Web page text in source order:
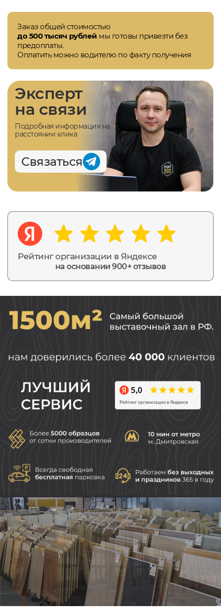
Заказ общей стоимостью
до 500 тысяч рублей мы готовы привезти без
предоплаты.
Оплатить можно водителю по факту получения
Рейтинг организации в Яндексе
на основании 900+ отзывов
Эксперт
на связи
Подробная информация на
расстоянии клика
Связаться